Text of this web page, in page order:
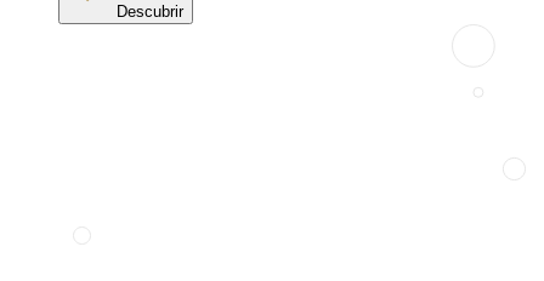
Descubrir